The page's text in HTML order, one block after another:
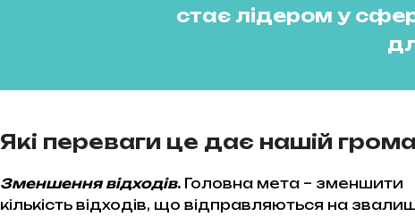
стає лідером у
Які переваги це дає нашій
Зменшення відходів. Головна мета – зменшити
кількість відходів, що відправляються на